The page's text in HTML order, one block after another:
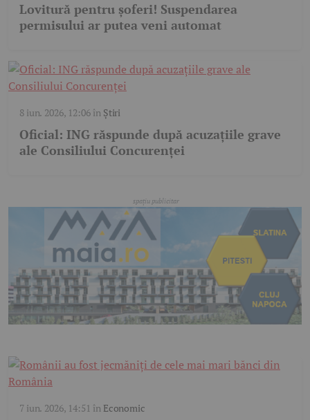
Lovitură pentru șoferi! Suspendarea
permisului ar putea veni automat
8 iun. 2026, 12:06în Știri
Oficial: ING răspunde după acuzațiile grave
ale Consiliului Concurenței
7 iun. 2026, 14:51 în Economic